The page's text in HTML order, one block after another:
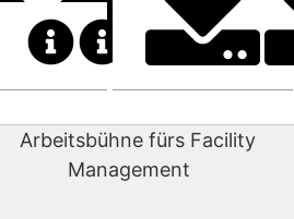
Daten Einsatzbereiche
FAQ